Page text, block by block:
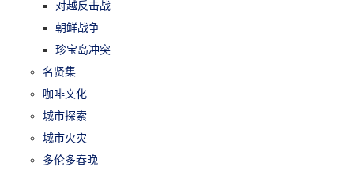
对越反击战
朝鲜战争
珍宝岛冲突
名贤集
咖啡文化
城市探索
城市火灾
多伦多春晚